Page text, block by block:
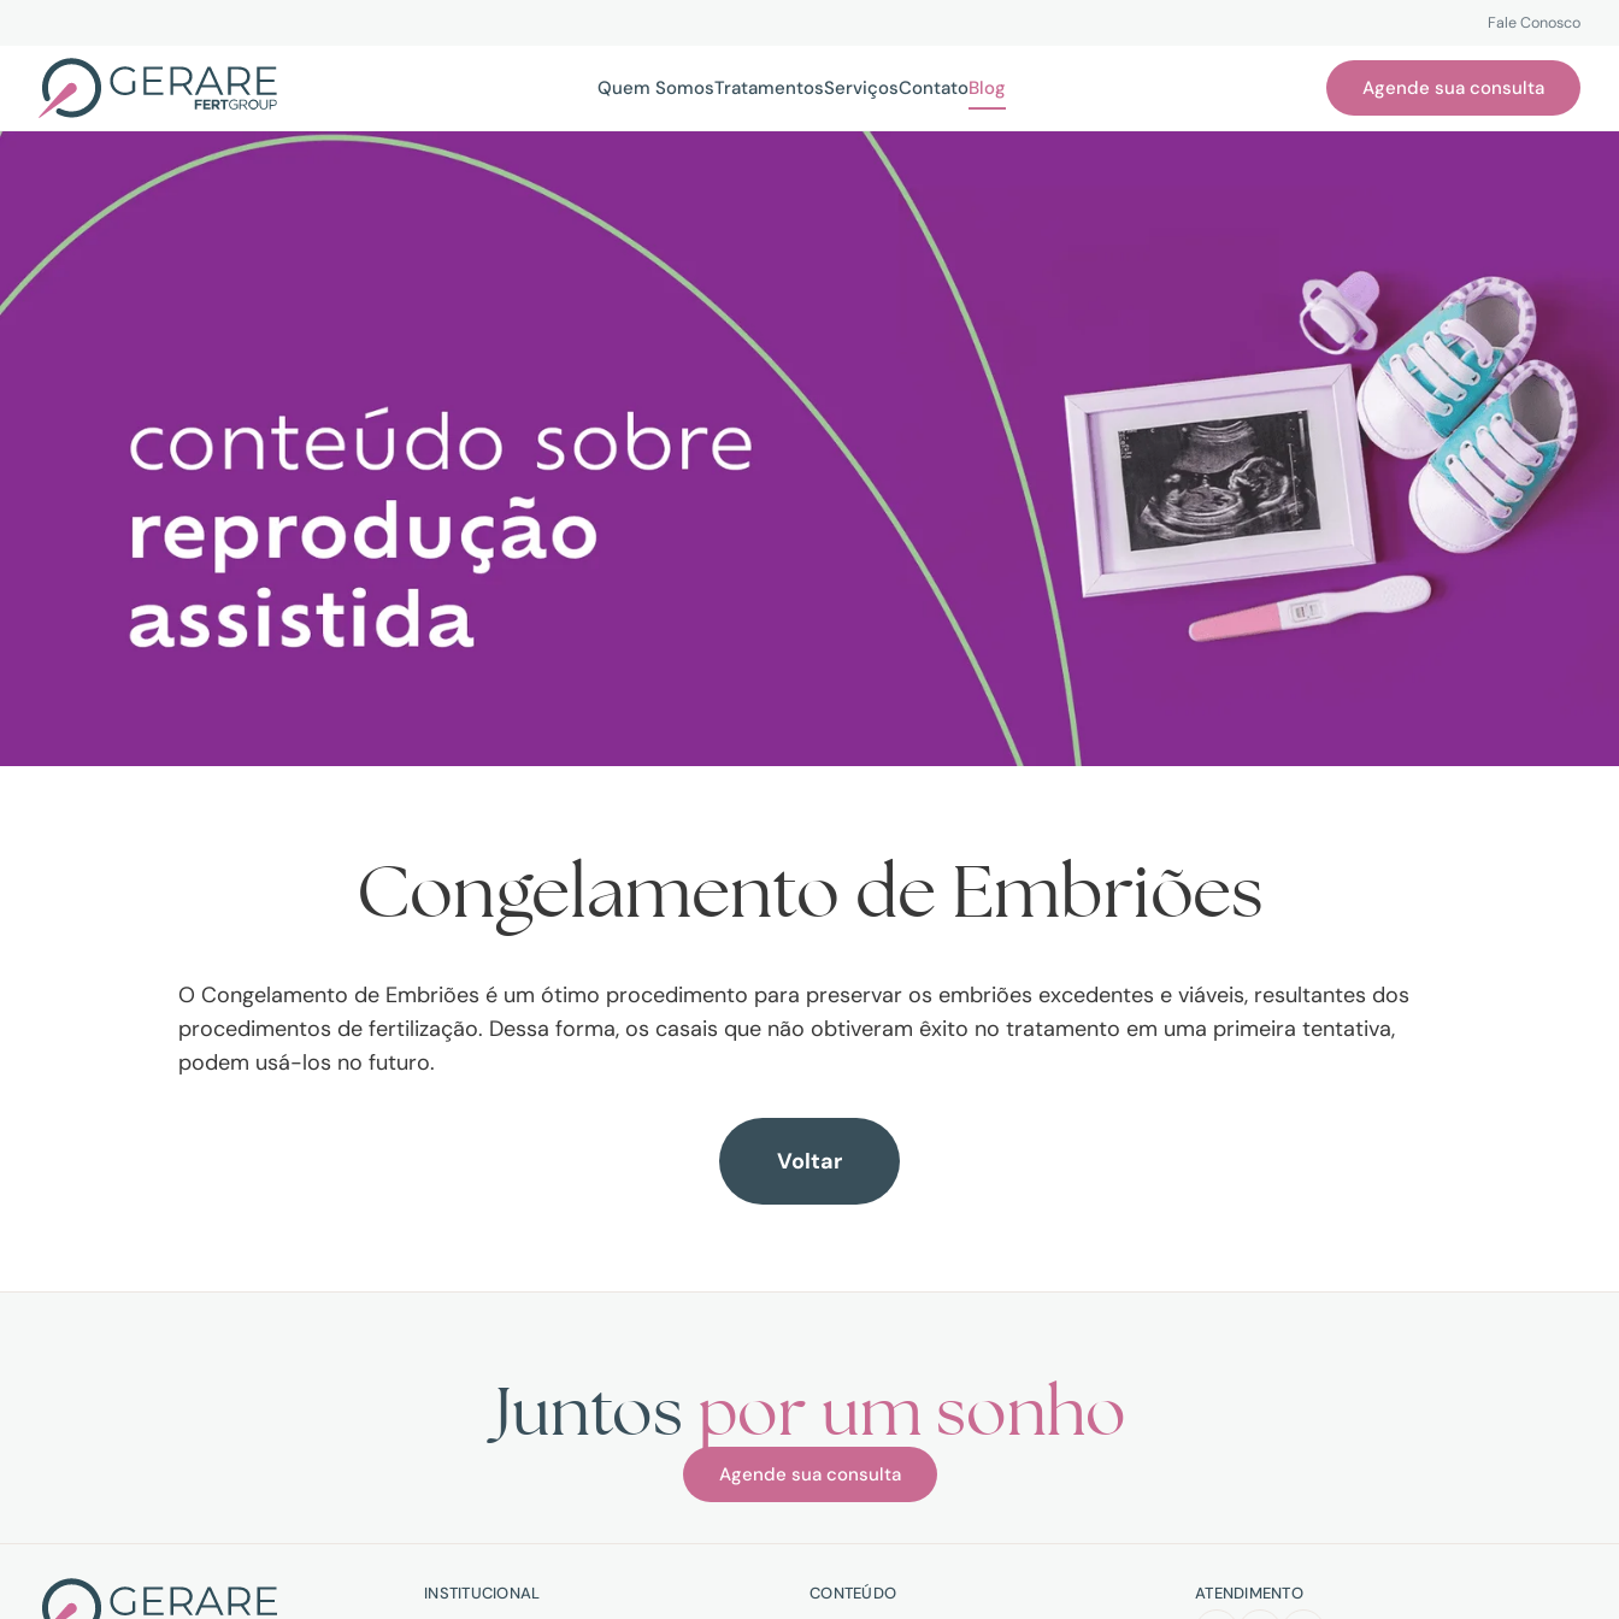
Fale Conosco
Quem SomosTratamentosServiçosContatoBlog Agende sua consulta
Congelamento de Embriões
O Congelamento de Embriões é um ótimo procedimento para preservar os embriões excedentes e viáveis, resultantes dos
procedimentos de fertilização. Dessa forma, os casais que não obtiveram êxito no tratamento em uma primeira tentativa,
podem usá-los no futuro.
Voltar
Juntos por um sonho
Agende sua consulta
INSTITUCIONAL CONTEÚDO ATENDIMENTO